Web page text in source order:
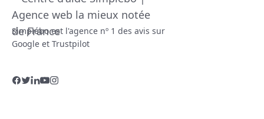
Simplébo est l'agence nº 1 des avis sur
Google et Trustpilot